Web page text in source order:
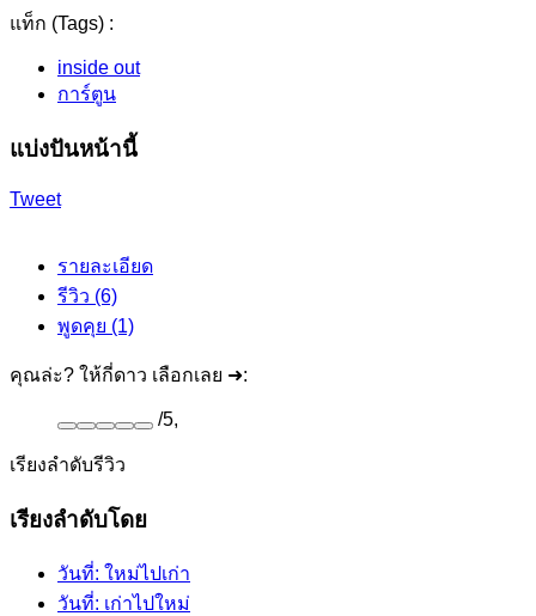
แท็ก (Tags) :
inside out
การ์ตูน
แบ่งปันหน้านี้
Tweet
รายละเอียด
รีวิว (6)
พูดคุย (1)
คุณล่ะ? ให้กี่ดาว เลือกเลย ➜:
/5,
เรียงลำดับรีวิว
เรียงลำดับโดย
วันที่: ใหม่ไปเก่า
วันที่: เก่าไปใหม่